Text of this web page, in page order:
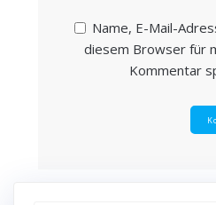
Name, E-Mail-
diesem Browser für
Kommentar